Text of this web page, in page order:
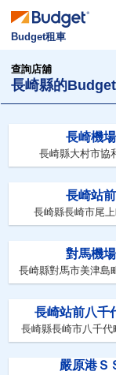
Budget租車
查詢店舖
長崎縣的
長崎機
長崎縣大村市協
長崎站
長崎縣長崎市尾
對馬機
長崎縣對馬市美津島
長崎站前八千
長崎縣長崎市八千代
嚴原港Ｓ